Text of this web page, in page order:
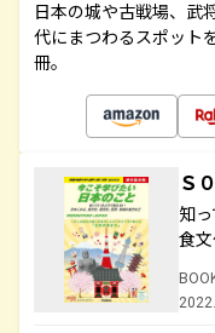
日本の城や古戦場、武
代にまつわるスポット
冊。
Ｓ
知
食